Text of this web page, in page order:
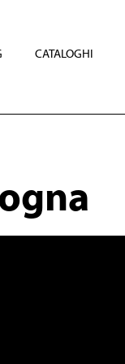
CATALOGHI